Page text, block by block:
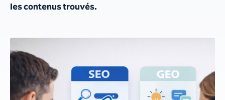
les contenus trouvés.